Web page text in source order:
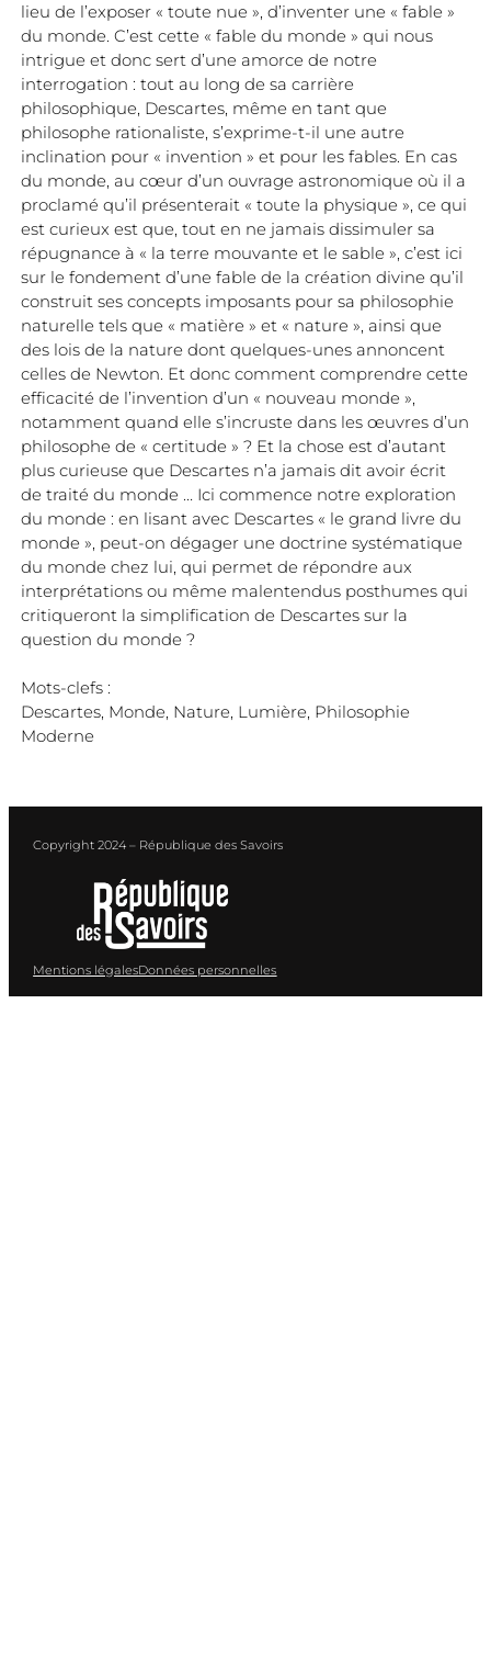
lieu de l’exposer « toute nue », d’inventer une « fable »
du monde. C’est cette « fable du monde » qui nous
intrigue et donc sert d’une amorce de notre
interrogation : tout au long de sa carrière
philosophique, Descartes, même en tant que
philosophe rationaliste, s’exprime-t-il une autre
inclination pour « invention » et pour les fables. En cas
du monde, au cœur d’un ouvrage astronomique où il a
proclamé qu’il présenterait « toute la physique », ce qui
est curieux est que, tout en ne jamais dissimuler sa
répugnance à « la terre mouvante et le sable », c’est ici
sur le fondement d’une fable de la création divine qu’il
construit ses concepts imposants pour sa philosophie
naturelle tels que « matière » et « nature », ainsi que
des lois de la nature dont quelques-unes annoncent
celles de Newton. Et donc comment comprendre cette
efficacité de l’invention d’un « nouveau monde »,
notamment quand elle s’incruste dans les œuvres d’un
philosophe de « certitude » ? Et la chose est d’autant
plus curieuse que Descartes n’a jamais dit avoir écrit
de traité du monde … Ici commence notre exploration
du monde : en lisant avec Descartes « le grand livre du
monde », peut-on dégager une doctrine systématique
du monde chez lui, qui permet de répondre aux
interprétations ou même malentendus posthumes qui
critiqueront la simplification de Descartes sur la
question du monde ?
Mots-clefs :
Descartes, Monde, Nature, Lumière, Philosophie
Moderne
Copyright 2024 – République des Savoirs
Mentions légalesDonnées personnelles